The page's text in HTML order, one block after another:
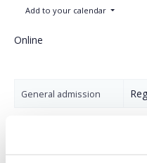
Add to your calendar
Online
General admission